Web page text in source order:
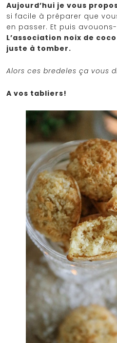
Aujourd’hui je vous
si facile à préparer que
en passer. Et puis
L’association noix de
juste à tomber.
Alors ces bredeles ça vous
A vos tabliers!